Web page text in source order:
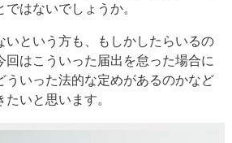
はないでしょうか。
いという方も、もしかしたらいるの
回はこういった届出を怠った場合に
ういった法的な定めがあるのかなど
いと思います。